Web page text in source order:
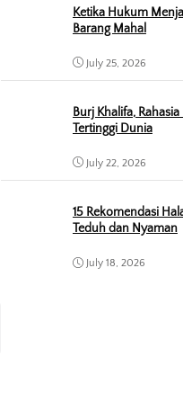
Ketika Hukum
Barang Mahal
July 25, 2026
Burj Khalifa,
Tertinggi Dunia
July 22, 2026
15 Rekomendasi
Teduh dan Nyaman
July 18, 2026